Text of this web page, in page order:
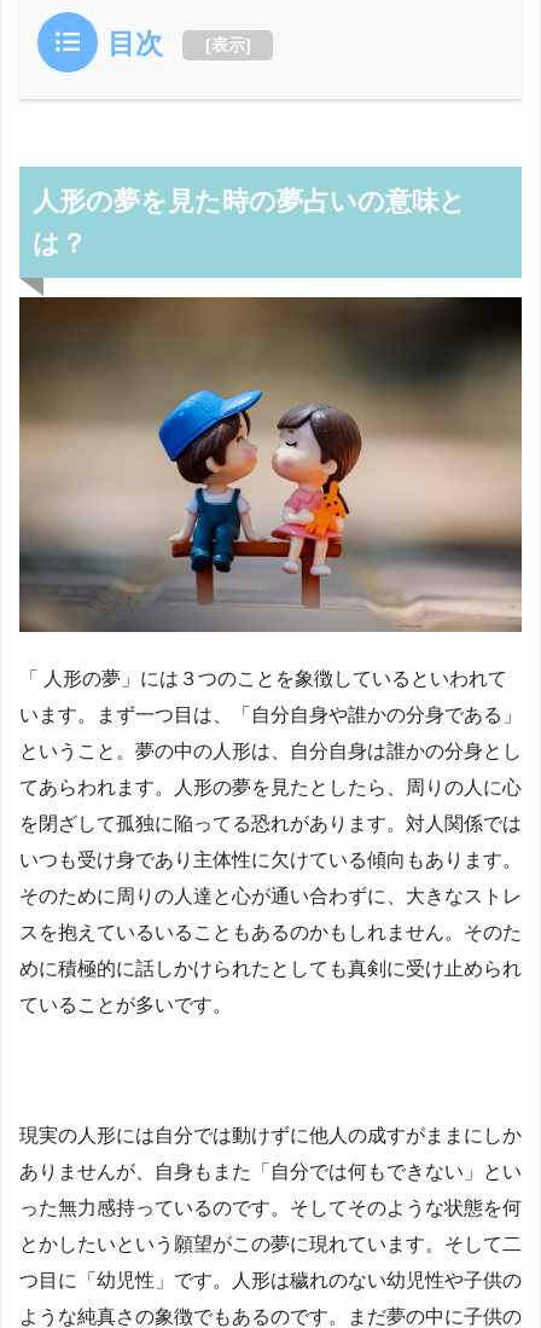
目次 [表示]
人形の夢を見た時の夢占いの意味と
は？
「 人形の夢」には３つのことを象徴しているといわれて
います。まず一つ目は、「自分自身や誰かの分身である」
ということ。夢の中の人形は、自分自身は誰かの分身とし
てあらわれます。人形の夢を見たとしたら、周りの人に心
を閉ざして孤独に陥ってる恐れがあります。対人関係では
いつも受け身であり主体性に欠けている傾向もあります。
そのために周りの人達と心が通い合わずに、大きなストレ
スを抱えているいることもあるのかもしれません。そのた
めに積極的に話しかけられたとしても真剣に受け止められ
ていることが多いです。
現実の人形には自分では動けずに他人の成すがままにしか
ありませんが、自身もまた「自分では何もできない」とい
った無力感持っているのです。そしてそのような状態を何
とかしたいという願望がこの夢に現れています。そして二
つ目に「幼児性」です。人形は穢れのない幼児性や子供の
ような純真さの象徴でもあるのです。まだ夢の中に子供の